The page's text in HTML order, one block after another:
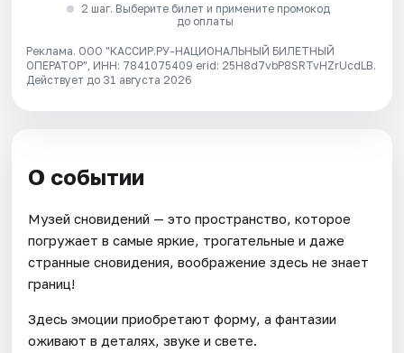
2 шаг. Выберите билет и примените промокод
до оплаты
Реклама. ООО "КАССИР.РУ-НАЦИОНАЛЬНЫЙ БИЛЕТНЫЙ
ОПЕРАТОР", ИНН: 7841075409 erid: 25H8d7vbP8SRTvHZrUcdLB.
Действует до 31 августа 2026
О событии
Музей сновидений — это пространство, которое
погружает в самые яркие, трогательные и даже
странные сновидения, воображение здесь не знает
границ!
Здесь эмоции приобретают форму, а фантазии
оживают в деталях, звуке и свете.